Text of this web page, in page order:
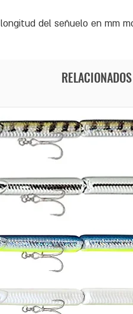
del señuelo en mm
RELACIONADOS